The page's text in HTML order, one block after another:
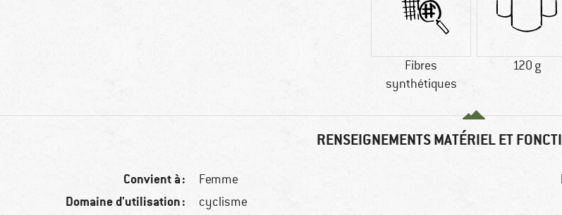
Fibres
synthétiques
120 g
RENSEIGNEMENTS MATÉRIEL ET
Convient à : Femme
Domaine d'utilisation : cyclisme